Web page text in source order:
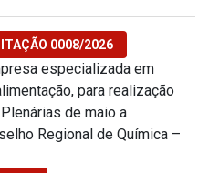
0008/2026
especializada em
para realização
de maio a
Regional de Química –